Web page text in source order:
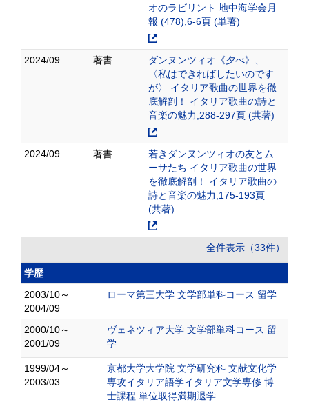
オのラビリント 地中海学会月
報 (478),6-6頁 (単著)
2024/09 著書
ダンヌンツィオ《夕べ》、
〈私はできればしたいのです
が〉 イタリア歌曲の世界を徹
底解剖！ イタリア歌曲の詩と
音楽の魅力,288-297頁 (共著)
2024/09 著書
若きダンヌンツィオの友とム
ーサたち イタリア歌曲の世界
を徹底解剖！ イタリア歌曲の
詩と音楽の魅力,175-193頁
(共著)
全件表示（33件）
学歴
2003/10～
2004/09
ローマ第三大学 文学部単科コース 留学
2000/10～
2001/09
ヴェネツィア大学 文学部単科コース 留
学
1999/04～
2003/03
京都大学大学院 文学研究科 文献文化学
専攻イタリア語学イタリア文学専修 博
士課程 単位取得満期退学